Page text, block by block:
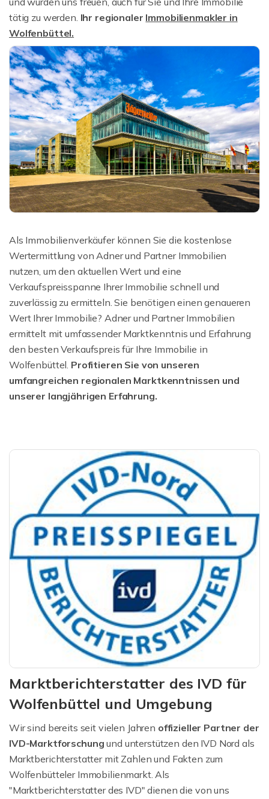
tätig zu werden. Ihr regionaler Immobilienmakler in
Wolfenbüttel.
Als Immobilienverkäufer können Sie die kostenlose
Wertermittlung von Adner und Partner Immobilien
nutzen, um den aktuellen Wert und eine
Verkaufspreisspanne Ihrer Immobilie schnell und
zuverlässig zu ermitteln. Sie benötigen einen genaueren
Wert Ihrer Immobilie? Adner und Partner Immobilien
ermittelt mit umfassender Marktkenntnis und Erfahrung
den besten Verkaufspreis für Ihre Immobilie in
Wolfenbüttel. Profitieren Sie von unseren
umfangreichen regionalen Marktkenntnissen und
unserer langjährigen Erfahrung.
Marktberichterstatter des IVD für
Wolfenbüttel und Umgebung
Wir sind bereits seit vielen Jahren offizieller Partner der
IVD-Marktforschung und unterstützen den IVD Nord als
Marktberichterstatter mit Zahlen und Fakten zum
Wolfenbütteler Immobilienmarkt. Als
"Marktberichterstatter des IVD" dienen die von uns